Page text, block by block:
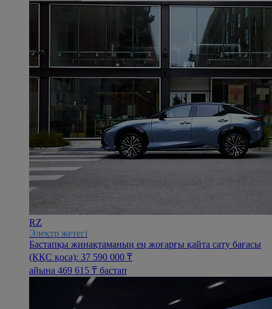
RZ
Электр жетегі
Бастапқы жинақтаманың ең жоғарғы қайта сату бағасы
(ҚҚС қоса): 37 590 000 ₸
айына 469 615 ₸ бастап